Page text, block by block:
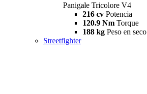
Panigale Tricolore V4
216 cv Potencia
120.9 Nm Torque
188 kg Peso en seco
Streetfighter